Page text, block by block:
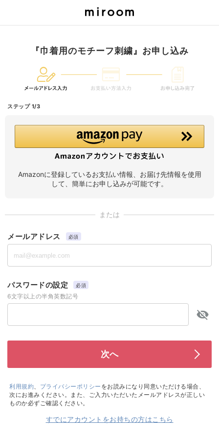
『巾着用のモチーフ刺繍』お申し込み
ステップ 1/3
Amazonに登録しているお支払い情報、お届け先情報を使用
して、簡単にお申し込みが可能です。
または
メールアドレス 必須
パスワードの設定 必須
6文字以上の半角英数記号
利用規約、 プライバシーポリシー をお読みになり同意いただける場合、
次にお進みください。また、ご入力いただいたメールアドレスが正しい
ものか必ずご確認ください。
すでにアカウントをお持ちの方はこちら